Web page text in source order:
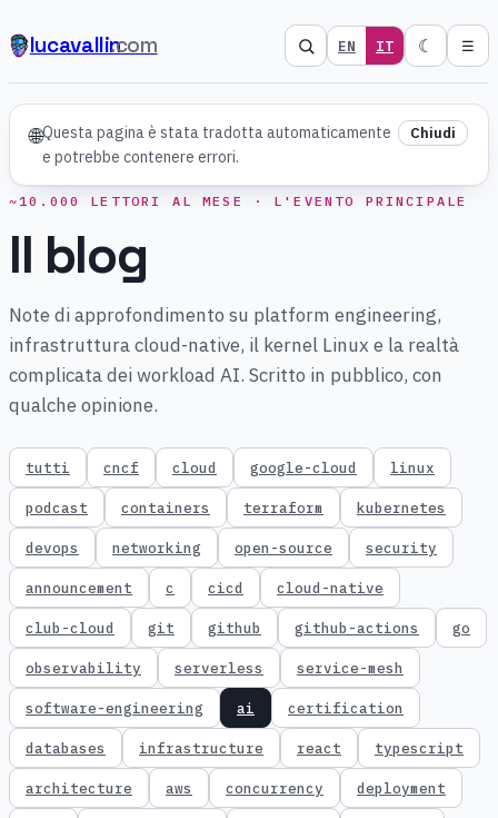
lucavallin.com EN IT ☾ ☰
🌐Questa pagina è stata tradotta automaticamente
e potrebbe contenere errori.
Chiudi
~10.000 LETTORI AL MESE · L'EVENTO PRINCIPALE
Il blog
Note di approfondimento su platform engineering,
infrastruttura cloud-native, il kernel Linux e la realtà
complicata dei workload AI. Scritto in pubblico, con
qualche opinione.
tutti cncf cloud google-cloud linux
podcast containers terraform kubernetes
devops networking open-source security
announcement c cicd cloud-native
club-cloud git github github-actions go
observability serverless service-mesh
software-engineering ai certification
databases infrastructure react typescript
architecture aws concurrency deployment